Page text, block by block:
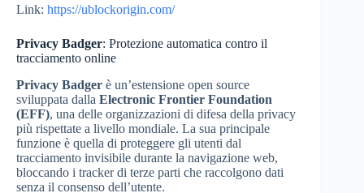
Link: https://ublockorigin.com/
Privacy Badger: Protezione automatica contro il
tracciamento online
Privacy Badger è un’estensione open source
sviluppata dalla Electronic Frontier Foundation
(EFF), una delle organizzazioni di difesa della privacy
più rispettate a livello mondiale. La sua principale
funzione è quella di proteggere gli utenti dal
tracciamento invisibile durante la navigazione web,
bloccando i tracker di terze parti che raccolgono dati
senza il consenso dell’utente.